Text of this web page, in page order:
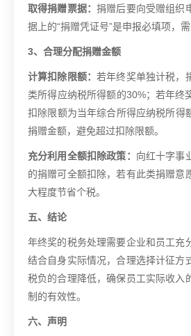
取得捐赠票据：捐赠后要向受赠组织
据上的“捐赠凭证号”是申报必填项，
3、合理分配捐赠金额
计算扣除限额：若年终奖单独计税，
类所得应纳税所得额的30%；若年终
扣除限额为当年综合所得应纳税所得
捐赠金额，避免超过扣除限额。
充分利用全额扣除政策： 向红十字事
的捐赠可全额扣除，若有此类捐赠意
大程度节省个税。
五、结论
年终奖的税务处理需要企业和员工充
结合自身实际情况，合理选择计征方
税负的合理降低，确保员工实际收入
制的有效性。
六、声明